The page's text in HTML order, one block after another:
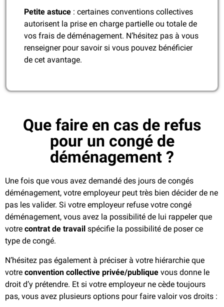
Petite astuce : certaines conventions collectives
autorisent la prise en charge partielle ou totale de
vos frais de déménagement. N’hésitez pas à vous
renseigner pour savoir si vous pouvez bénéficier
de cet avantage.
Que faire en cas de refus
pour un congé de
déménagement ?
Une fois que vous avez demandé des jours de congés
déménagement, votre employeur peut très bien décider de ne
pas les valider. Si votre employeur refuse votre congé
déménagement, vous avez la possibilité de lui rappeler que
votre contrat de travail spécifie la possibilité de poser ce
type de congé.
N’hésitez pas également à préciser à votre hiérarchie que
votre convention collective privée/publique vous donne le
droit d’y prétendre. Et si votre employeur ne cède toujours
pas, vous avez plusieurs options pour faire valoir vos droits :